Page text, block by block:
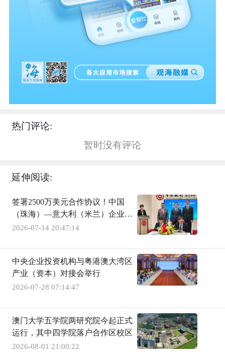
热门评论:
暂时没有评论
延伸阅读:
签署2500万美元合作协议！中国
（珠海）—意大利（米兰）企业圆
桌会在米兰举办
2026-07-14 20:47:14
中央企业投资机构与粤港澳大湾区
产业（资本）对接会举行
2026-07-28 07:14:47
澳门大学五学院两研究院今起正式
运行，其中四学院落户合作区校区
2026-08-01 21:00:22